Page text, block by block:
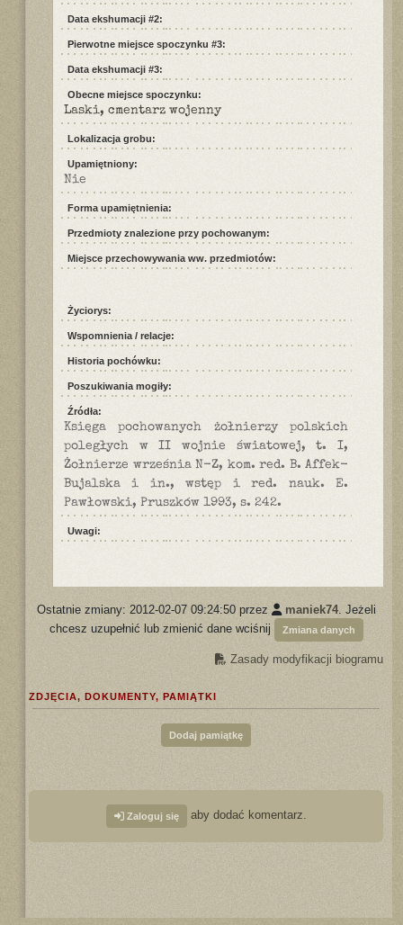
Data ekshumacji #2:
Pierwotne miejsce spoczynku #3:
Data ekshumacji #3:
Obecne miejsce spoczynku:
Laski, cmentarz wojenny
Lokalizacja grobu:
Upamiętniony:
Nie
Forma upamiętnienia:
Przedmioty znalezione przy pochowanym:
Miejsce przechowywania ww. przedmiotów:
Życiorys:
Wspomnienia / relacje:
Historia pochówku:
Poszukiwania mogiły:
Źródła:
Księga pochowanych żołnierzy polskich
poległych w II wojnie światowej, t. I,
Żołnierze września N-Z, kom. red. B. Affek-
Bujalska i in., wstęp i red. nauk. E.
Pawłowski, Pruszków 1993, s. 242.
Uwagi:
Ostatnie zmiany: 2012-02-07 09:24:50 przez maniek74. Jeżeli
chcesz uzupełnić lub zmienić dane wciśnij
Zmiana danych
Zasady modyfikacji biogramu
ZDJĘCIA, DOKUMENTY, PAMIĄTKI
Dodaj pamiątkę
Zaloguj się aby dodać komentarz.